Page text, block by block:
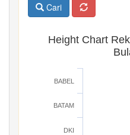
Cari
Height Chart
BABEL
BATAM
DKI